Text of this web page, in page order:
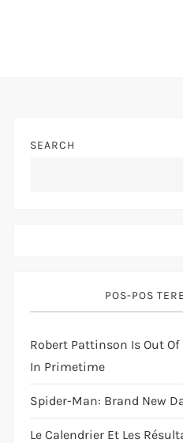
SEARCH
POS-POS
Robert Pattinson Is Out
In Primetime
Spider-Man: Brand New
Le Calendrier Et Les